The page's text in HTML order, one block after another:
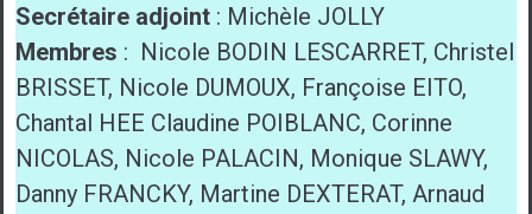
Secrétaire adjoint : Michèle JOLLY
Membres : Nicole BODIN LESCARRET, Christel
BRISSET, Nicole DUMOUX, Françoise EITO,
Chantal HEE Claudine POIBLANC, Corinne
NICOLAS, Nicole PALACIN, Monique SLAWY,
Danny FRANCKY, Martine DEXTERAT, Arnaud